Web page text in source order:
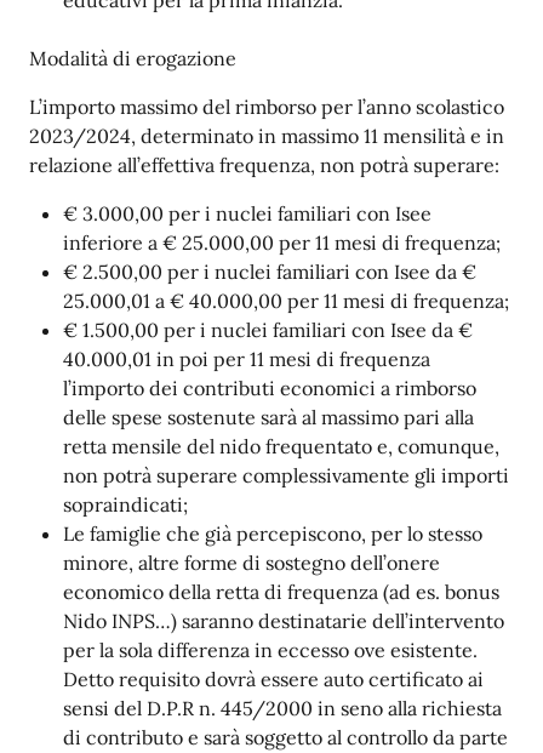
Modalità di erogazione
L’importo massimo del rimborso per l’anno scolastico
2023/2024, determinato in massimo 11 mensilità e in
relazione all’effettiva frequenza, non potrà superare:
€ 3.000,00 per i nuclei familiari con Isee
inferiore a € 25.000,00 per 11 mesi di frequenza;
€ 2.500,00 per i nuclei familiari con Isee da €
25.000,01 a € 40.000,00 per 11 mesi di frequenza;
€ 1.500,00 per i nuclei familiari con Isee da €
40.000,01 in poi per 11 mesi di frequenza
l’importo dei contributi economici a rimborso
delle spese sostenute sarà al massimo pari alla
retta mensile del nido frequentato e, comunque,
non potrà superare complessivamente gli importi
sopraindicati;
Le famiglie che già percepiscono, per lo stesso
minore, altre forme di sostegno dell’onere
economico della retta di frequenza (ad es. bonus
Nido INPS…) saranno destinatarie dell’intervento
per la sola differenza in eccesso ove esistente.
Detto requisito dovrà essere auto certificato ai
sensi del D.P.R n. 445/2000 in seno alla richiesta
di contributo e sarà soggetto al controllo da parte